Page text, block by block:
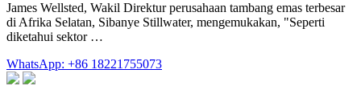
James Wellsted, Wakil Direktur perusahaan tambang emas terbesar
di Afrika Selatan, Sibanye Stillwater, mengemukakan, "Seperti
diketahui sektor …
WhatsApp: +86 18221755073